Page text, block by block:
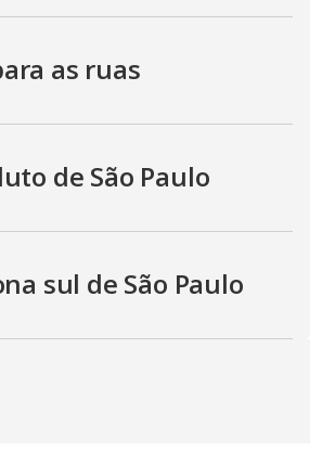
as ruas
de São Paulo
sul de São Paulo